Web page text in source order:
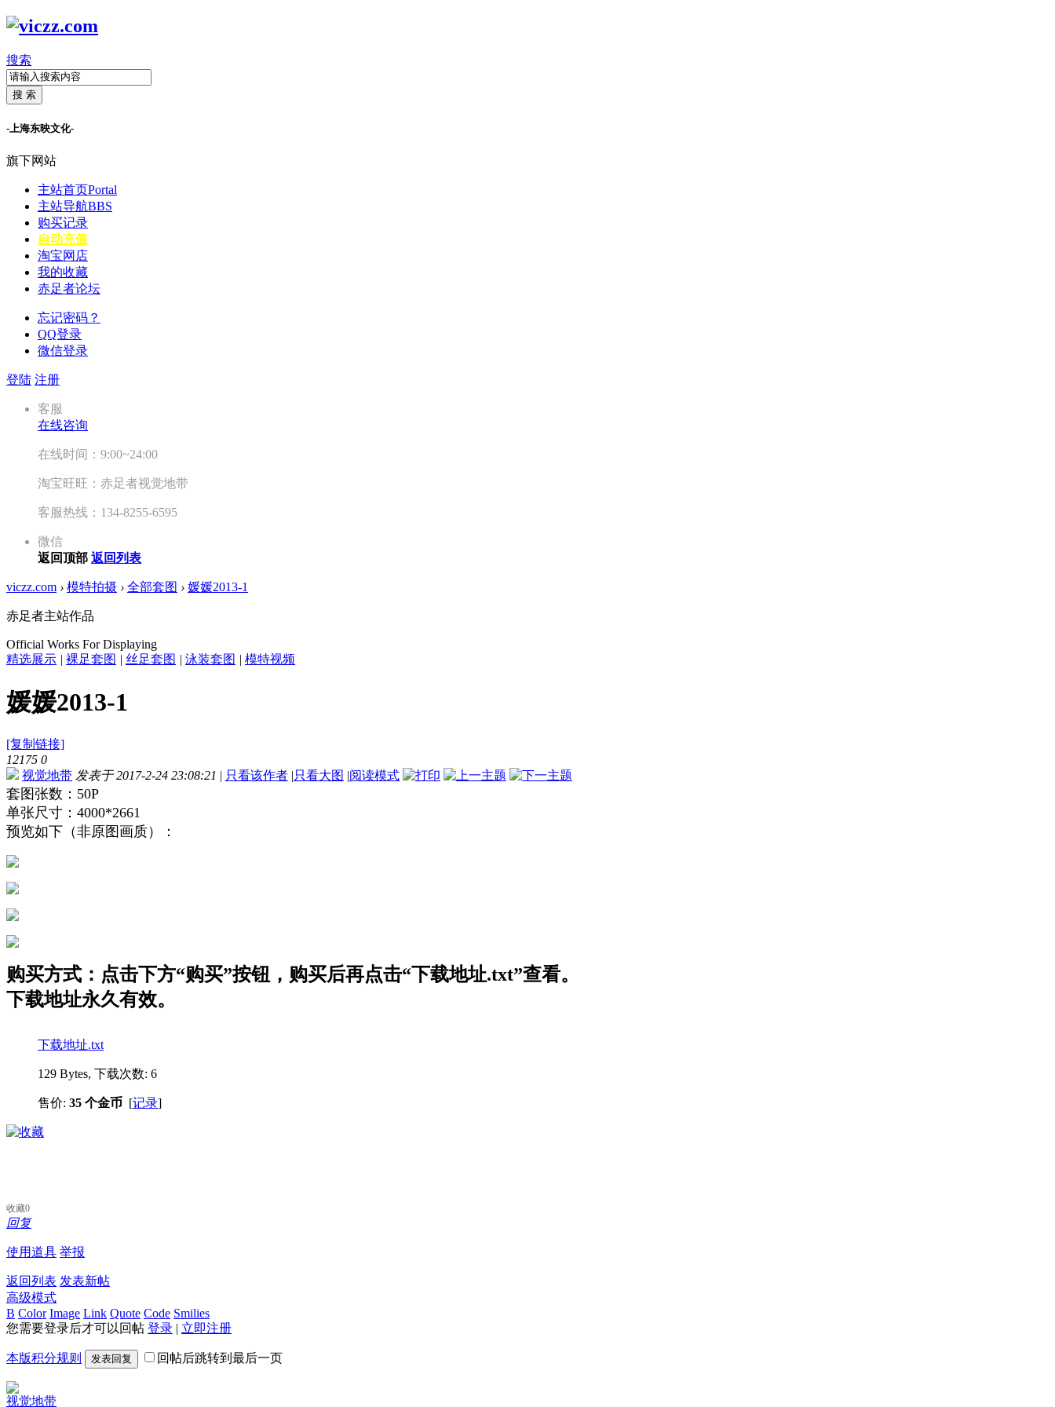
搜索
搜 索
-上海东映文化-
旗下网站
主站首页Portal
主站导航BBS
购买记录
自动充值
淘宝网店
我的收藏
赤足者论坛
忘记密码？
QQ登录
微信登录
登陆 注册
客服
在线咨询
在线时间：9:00~24:00
淘宝旺旺：赤足者视觉地带
客服热线：134-8255-6595
微信
返回顶部 返回列表
viczz.com › 模特拍摄 › 全部套图 › 媛媛2013-1
赤足者主站作品
Official Works For Displaying
精选展示 | 裸足套图 | 丝足套图 | 泳装套图 | 模特视频
媛媛2013-1
[复制链接]
12175 0
视觉地带 发表于 2017-2-24 23:08:21 | 只看该作者 |只看大图 |阅读模式
套图张数：50P
单张尺寸：4000*2661
预览如下（非原图画质）：
购买方式：点击下方“购买”按钮，购买后再点击“下载地址.txt”查看。
下载地址永久有效。
下载地址.txt
129 Bytes, 下载次数: 6
售价: 35 个金币 [记录]
收藏0
回复
使用道具 举报
返回列表 发表新帖
高级模式
B Color Image Link Quote Code Smilies
您需要登录后才可以回帖 登录 | 立即注册
本版积分规则 发表回复 回帖后跳转到最后一页
视觉地带